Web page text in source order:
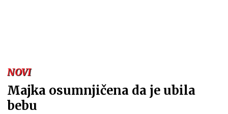
NOVI
Majka osumnjičena da je ubila
bebu